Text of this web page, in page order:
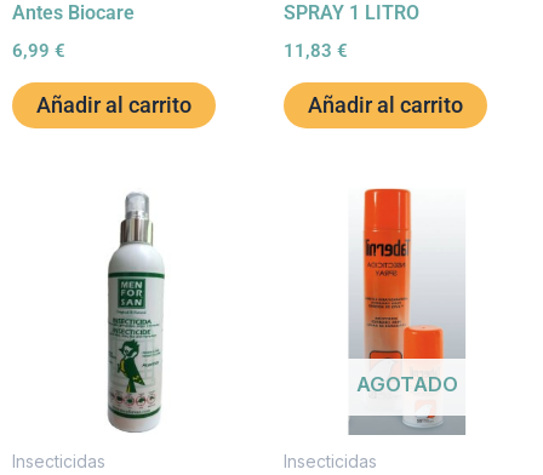
Antes Biocare
6,99 €
Añadir al carrito
SPRAY 1 LITRO
11,83 €
Añadir al carrito
Insecticidas
AGOTADO
Insecticidas